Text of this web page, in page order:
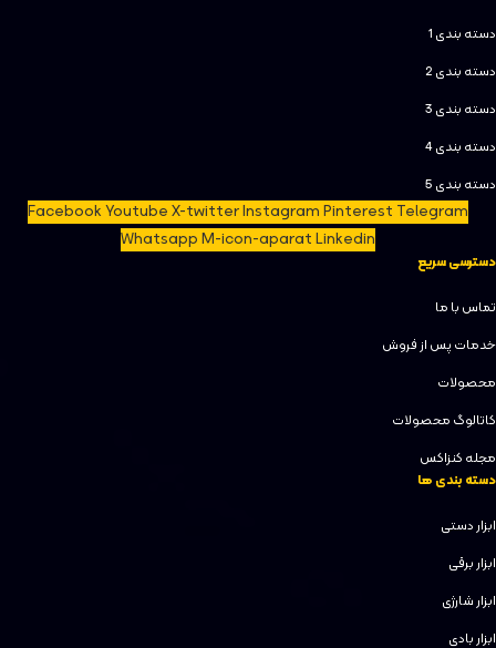
دسته بندی 1
دسته بندی 2
دسته بندی 3
دسته بندی 4
دسته بندی 5
FacebookYoutubeX-twitterInstagramPinterest Telegram
WhatsappM-icon-aparatLinkedin
دسترسی سریع
تماس با ما
خدمات پس از فروش
محصولات
کاتالوگ محصولات
مجله کنزاکس
دسته بندی ها
ابزار دستی
ابزار برقی
ابزار شارژی
ابزار بادی